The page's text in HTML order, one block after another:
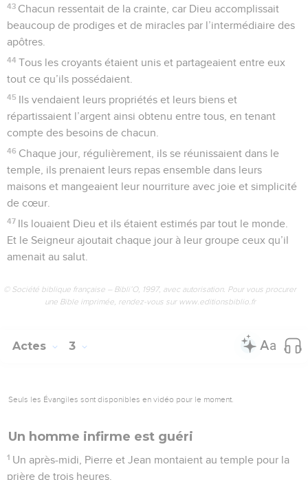
43 Chacun ressentait de la crainte, car Dieu accomplissait
beaucoup de prodiges et de miracles par l’intermédiaire des
apôtres.
44 Tous les croyants étaient unis et partageaient entre eux
tout ce qu’ils possédaient.
45 Ils vendaient leurs propriétés et leurs biens et
répartissaient l’argent ainsi obtenu entre tous, en tenant
compte des besoins de chacun.
46 Chaque jour, régulièrement, ils se réunissaient dans le
temple, ils prenaient leurs repas ensemble dans leurs
maisons et mangeaient leur nourriture avec joie et simplicité
de cœur.
47 Ils louaient Dieu et ils étaient estimés par tout le monde.
Et le Seigneur ajoutait chaque jour à leur groupe ceux qu’il
amenait au salut.
© Société biblique française – Bibli’O, 1997, avec autorisation. Pour vous procurer
une Bible imprimée, rendez-vous sur www.editionsbiblio.fr
Actes 3
Seuls les Évangiles sont disponibles en vidéo pour le moment.
Un homme infirme est guéri
1 Un après-midi, Pierre et Jean montaient au temple pour la
prière de trois heures.